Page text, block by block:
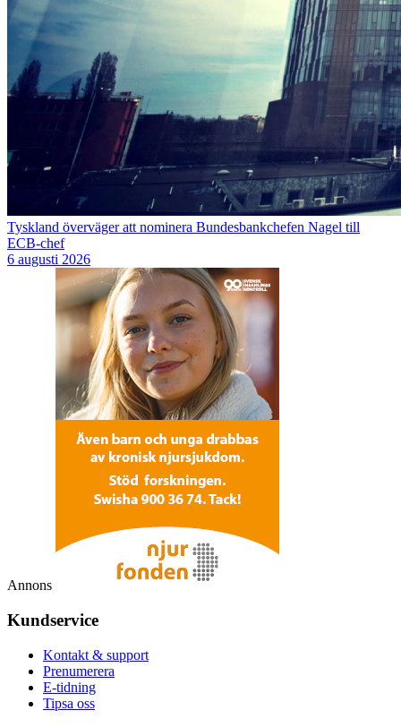
Tyskland överväger att nominera Bundesbankchefen Nagel till
ECB-chef
6 augusti 2026
Annons
Kundservice
Kontakt & support
Prenumerera
E-tidning
Tipsa oss